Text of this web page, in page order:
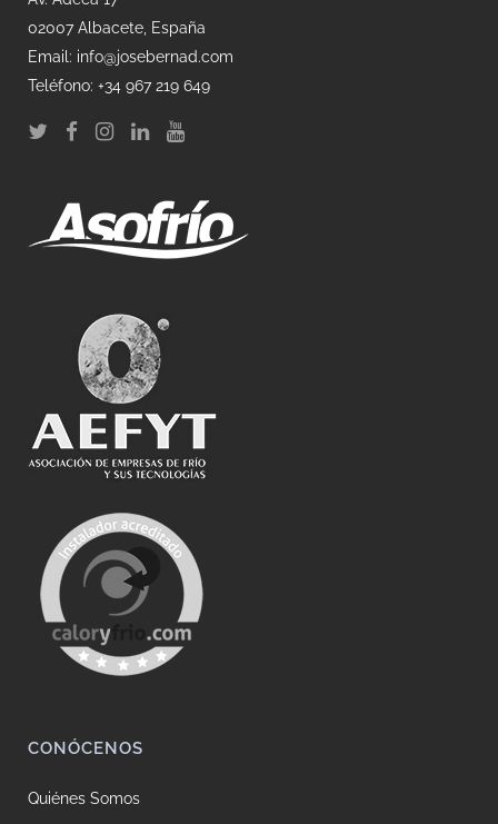
02007 Albacete, España
Email: info@josebernad.com
Teléfono: +34 967 219 649
CONÓCENOS
Quiénes Somos